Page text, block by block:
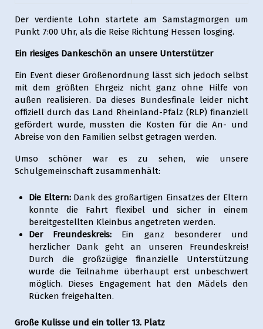
Der verdiente Lohn startete am Samstagmorgen um
Punkt 7:00 Uhr, als die Reise Richtung Hessen losging.
Ein riesiges Dankeschön an unsere Unterstützer
Ein Event dieser Größenordnung lässt sich jedoch selbst
mit dem größten Ehrgeiz nicht ganz ohne Hilfe von
außen realisieren. Da dieses Bundesfinale leider nicht
offiziell durch das Land Rheinland-Pfalz (RLP) finanziell
gefördert wurde, mussten die Kosten für die An- und
Abreise von den Familien selbst getragen werden.
Umso schöner war es zu sehen, wie unsere
Schulgemeinschaft zusammenhält:
Die Eltern:Dank des großartigen Einsatzes der Eltern
konnte die Fahrt flexibel und sicher in einem
bereitgestellten Kleinbus angetreten werden.
Der Freundeskreis: Ein ganz besonderer und
herzlicher Dank geht an unseren Freundeskreis!
Durch die großzügige finanzielle Unterstützung
wurde die Teilnahme überhaupt erst unbeschwert
möglich. Dieses Engagement hat den Mädels den
Rücken freigehalten.
Große Kulisse und ein toller 13. Platz